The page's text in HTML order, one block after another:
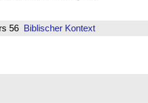
56 Biblischer Kontext